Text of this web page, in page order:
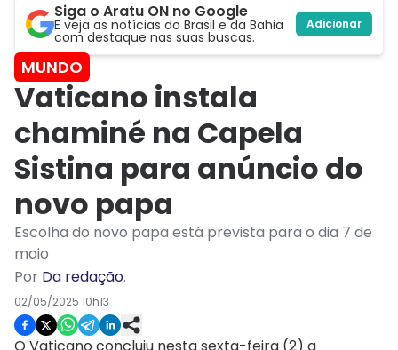
Siga o Aratu ON no Google
E veja as notícias do Brasil e da Bahia
com destaque nas suas buscas.
Adicionar
MUNDO
Vaticano instala
chaminé na Capela
Sistina para anúncio do
novo papa
Escolha do novo papa está prevista para o dia 7 de
maio
Por Da redação.
02/05/2025 10h13